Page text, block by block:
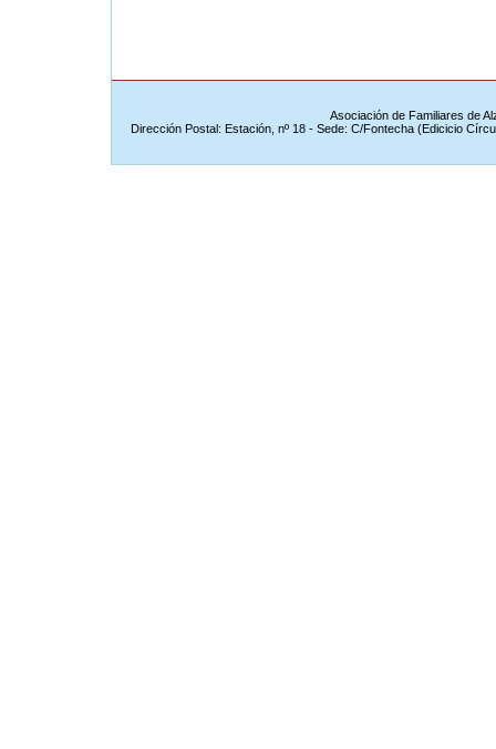
Asociación de Familiares de
Dirección Postal: Estación, nº 18 - Sede: C/Fontecha (Edicicio